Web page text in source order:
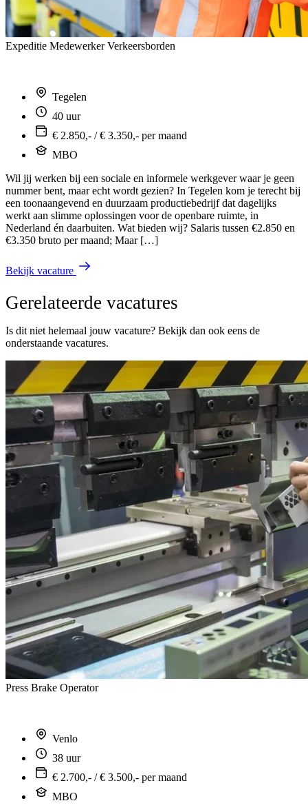
Expeditie Medewerker Verkeersborden
Tegelen
40 uur
€ 2.850,- / € 3.350,- per maand
MBO
Wil jij werken bij een sociale en informele werkgever waar je geen
nummer bent, maar echt wordt gezien? In Tegelen kom je terecht bij
een toonaangevend en duurzaam productiebedrijf dat dagelijks
werkt aan slimme oplossingen voor de openbare ruimte, in
Nederland én daarbuiten. Wat bieden wij? Salaris tussen €2.850 en
€3.350 bruto per maand; Maar […]
Bekijk vacature
Gerelateerde vacatures
Is dit niet helemaal jouw vacature? Bekijk dan ook eens de
onderstaande vacatures.
Press Brake Operator
Venlo
38 uur
€ 2.700,- / € 3.500,- per maand
MBO